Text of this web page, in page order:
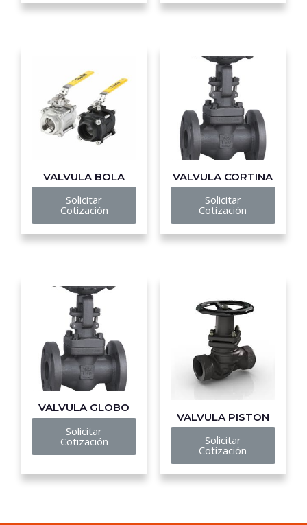
VALVULA BOLA
Solicitar
Cotización
VALVULA CORTINA
Solicitar
Cotización
VALVULA GLOBO
Solicitar
Cotización
VALVULA PISTON
Solicitar
Cotización